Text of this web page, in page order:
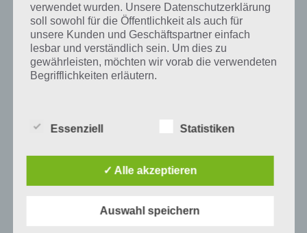
Auf WhatsApp teilen Teilen auf Facebook
Tweet auf Twitter
Mehr Artikel hier auf Touchportal
verwendet wurden. Unsere Datenschutzerklärung
soll sowohl für die Öffentlichkeit als auch für
unsere Kunden und Geschäftspartner einfach
lesbar und verständlich sein. Um dies zu
gewährleisten, möchten wir vorab die verwendeten
Begrifflichkeiten erläutern.
a) personenbezogene Daten
Informationen, die sich auf eine identifizierte
Essenziell Statistiken
✓ Alle akzeptieren
Auswahl speichern